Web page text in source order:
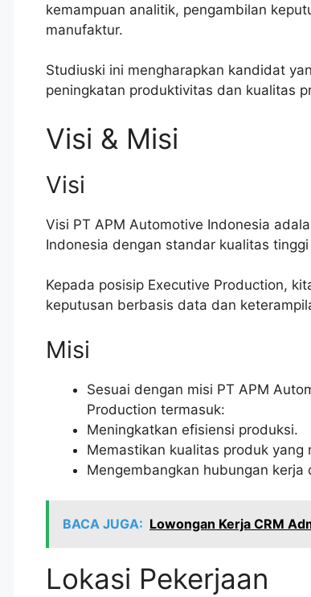
kemampuan analitik, pengambilan
manufaktur.
Studiuski ini mengharapkan kandidat
peningkatan produktivitas dan kualitas
Visi & Misi
Visi
Visi PT APM Automotive Indonesia
Indonesia dengan standar kualitas
Kepada posisip Executive Production,
keputusan berbasis data dan
Misi
Sesuai dengan misi PT APM
Production termasuk:
Meningkatkan efisiensi produksi.
Memastikan kualitas produk
Mengembangkan hubungan
BACA JUGA: Lowongan Kerja CRM
Lokasi Pekerjaan